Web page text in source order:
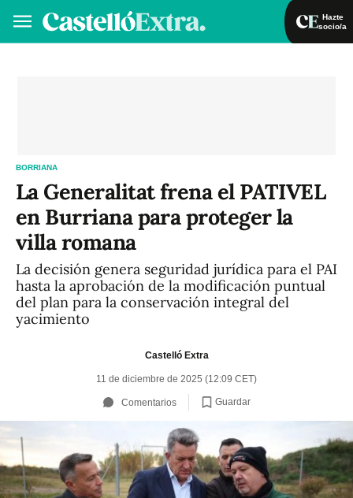
Hazte
socio/a
BORRIANA
La Generalitat frena el PATIVEL
en Burriana para proteger la
villa romana
La decisión genera seguridad jurídica para el PAI
hasta la aprobación de la modificación puntual
del plan para la conservación integral del
yacimiento
Castelló Extra
11 de diciembre de 2025 (12:09 CET)
Comentarios Guardar